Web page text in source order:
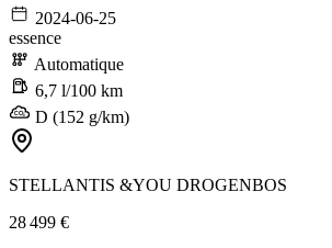
2024-06-25
essence
Automatique
6,7 l/100 km
D (152 g/km)
STELLANTIS &YOU DROGENBOS
28 499 €